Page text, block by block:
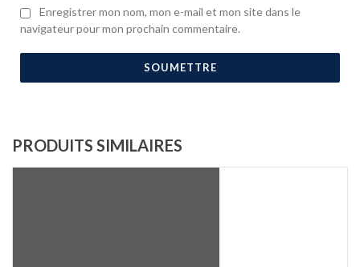
Enregistrer mon nom, mon e-mail et mon site dans le
navigateur pour mon prochain commentaire.
PRODUITS SIMILAIRES